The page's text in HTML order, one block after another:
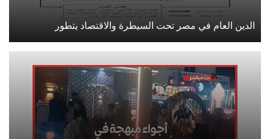
الدين العام في مصر تحت السيطرة والاقتصاد يتطور